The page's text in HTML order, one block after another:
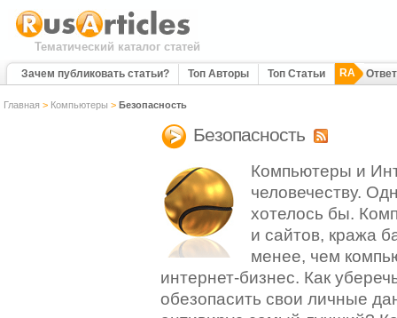
Тематический каталог статей
Зачем публиковать статьи? Топ Авторы Топ Статьи RA
Главная > Компьютеры > Безопасность
Безопасность
Компьютеры и
человечеству.
хотелось бы.
и сайтов, кража
менее, чем
интернет-бизнес. Как
обезопасить свои личные